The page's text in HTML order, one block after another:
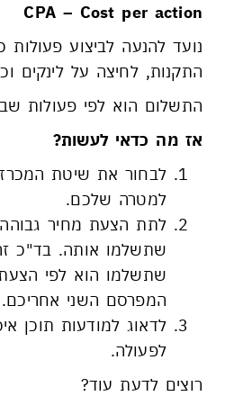
CPA – Cost per action
נועד להנעה לביצוע פעולות
התקנות, לחיצה על לינקים
התשלום הוא לפי פעולות
אז מה כדאי לעשות?
לבחור את שיטת
למטרה שלכם.
לתת הצעת מחיר
שתשלמו אותה. בד"כ
שתשלמו הוא לפי
המפרסם השני אחריכם.
לדאוג למודעות תוכן
לפעולה.
רוצים לדעת עוד?